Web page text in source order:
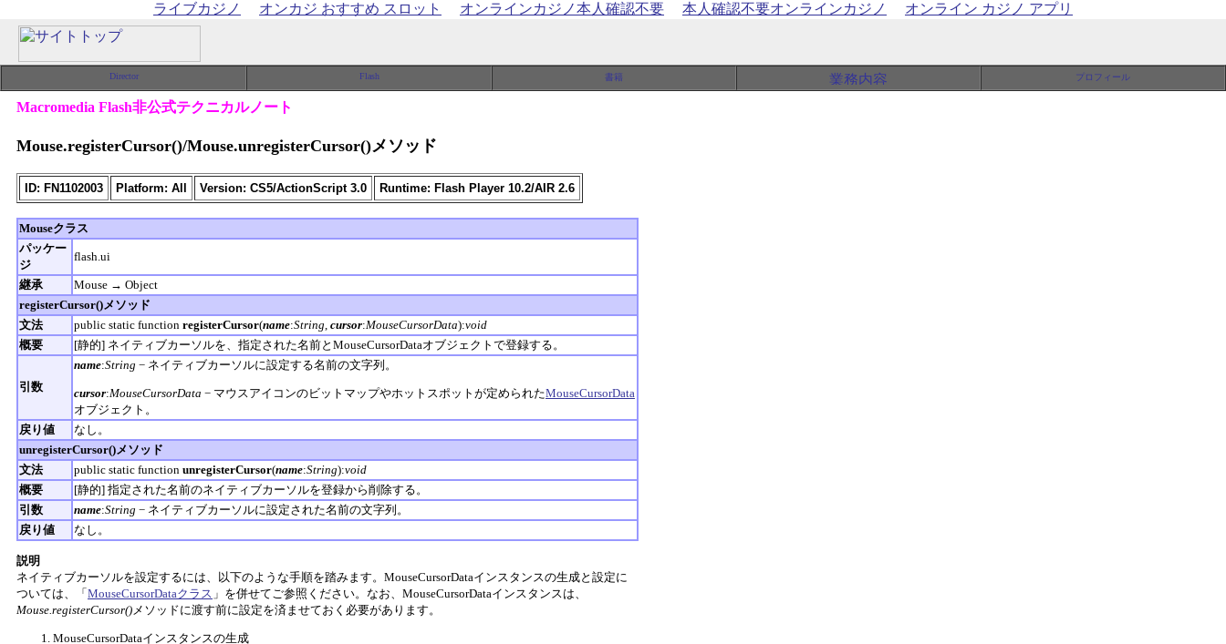
ライブカジノ オンカジ おすすめ スロット オンラインカジノ本人確認不要 本人確認不要オンラインカジノ オンライン カジノ アプリ
Macromedia Flash非公式テクニカルノート
Mouse.registerCursor()/Mouse.unregisterCursor()メソッド
ID: FN1102003 Platform: All Version: CS5/ActionScript 3.0 Runtime: Flash Player 10.2/AIR 2.6
Mouseクラス
パッケー
ジ
flash.ui
継承
Mouse → Object
registerCursor()メソッド
文法
public static function registerCursor(name:String, cursor:MouseCursorData):void
概要
[静的] ネイティブカーソルを、指定された名前とMouseCursorDataオブジェクトで登録する。
引数
name:String − ネイティブカーソルに設定する名前の文字列。
cursor:MouseCursorData − マウスアイコンのビットマップやホットスポットが定められたMouseCursorData
オブジェクト。
戻り値
なし。
unregisterCursor()メソッド
文法
public static function unregisterCursor(name:String):void
概要
[静的] 指定された名前のネイティブカーソルを登録から削除する。
引数
name:String − ネイティブカーソルに設定された名前の文字列。
戻り値
なし。
説明
ネイティブカーソルを設定するには、以下のような手順を踏みます。MouseCursorDataインスタンスの生成と設定に
ついては、「 MouseCursorDataクラス 」を併せてご参照ください。なお、MouseCursorDataインスタンスは、
Mouse.registerCursor()メソッドに渡す前に設定を済ませておく必要があります。
MouseCursorDataインスタンスの生成